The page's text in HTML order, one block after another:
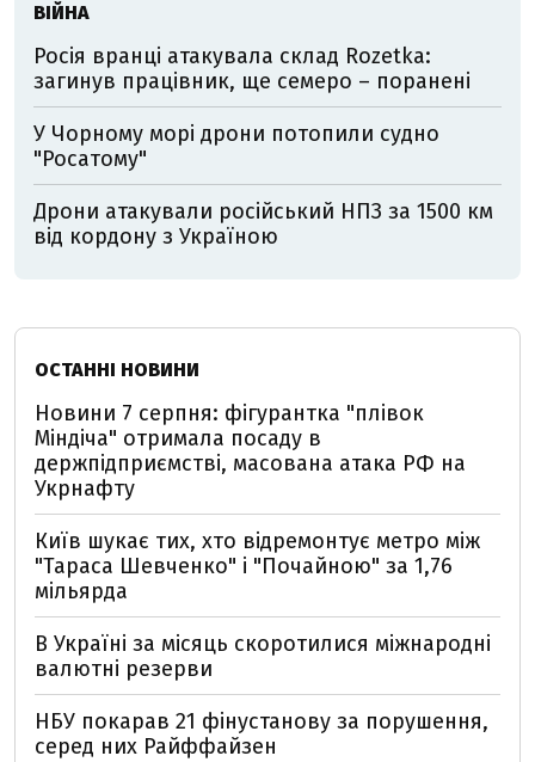
ВІЙНА
Росія вранці атакувала склад Rozetka:
загинув працівник, ще семеро – поранені
У Чорному морі дрони потопили судно
"Росатому"
Дрони атакували російський НПЗ за 1500 км
від кордону з Україною
ОСТАННІ НОВИНИ
Новини 7 серпня: фігурантка "плівок
Міндіча" отримала посаду в
держпідприємстві, масована атака РФ на
Укрнафту
Київ шукає тих, хто відремонтує метро між
"Тараса Шевченко" і "Почайною" за 1,76
мільярда
В Україні за місяць скоротилися міжнародні
валютні резерви
НБУ покарав 21 фінустанову за порушення,
серед них Райффайзен